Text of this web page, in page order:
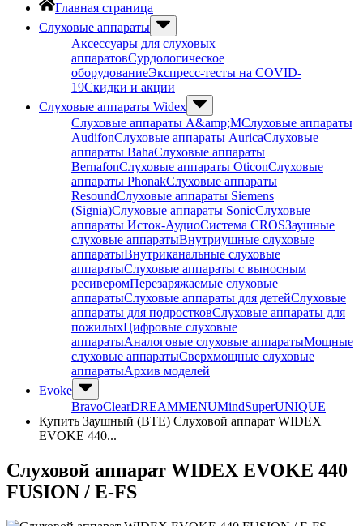
Главная страница
Слуховые аппараты
Аксессуары для слуховых
аппаратовСурдологическое
оборудованиеЭкспресс-тесты на COVID-
19Скидки и акции
Слуховые аппараты Widex
Слуховые аппараты A&amp;MСлуховые аппараты
AudifonСлуховые аппараты AuricaСлуховые
аппараты BahaСлуховые аппараты
BernafonСлуховые аппараты OticonСлуховые
аппараты PhonakСлуховые аппараты
ResoundСлуховые аппараты Siemens
(Signia)Слуховые аппараты SonicСлуховые
аппараты Исток-АудиоСистема CROSЗаушные
слуховые аппаратыВнутриушные слуховые
аппаратыВнутриканальные слуховые
аппаратыСлуховые аппараты с выносным
ресиверомПерезаряжаемые слуховые
аппаратыСлуховые аппараты для детейСлуховые
аппараты для подростковСлуховые аппараты для
пожилыхЦифровые слуховые
аппаратыАналоговые слуховые аппаратыМощные
слуховые аппаратыСверхмощные слуховые
аппаратыАрхив моделей
Evoke
BravoClearDREAMMENUMindSuperUNIQUE
Купить Заушный (BTE) Слуховой аппарат WIDEX
EVOKE 440...
Слуховой аппарат WIDEX EVOKE 440
FUSION / E-FS